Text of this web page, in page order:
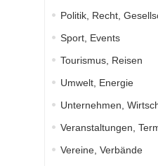
Politik, Recht,
Sport, Events
Tourismus, Reisen
Umwelt, Energie
Unternehmen,
Veranstaltungen,
Vereine, Verbände